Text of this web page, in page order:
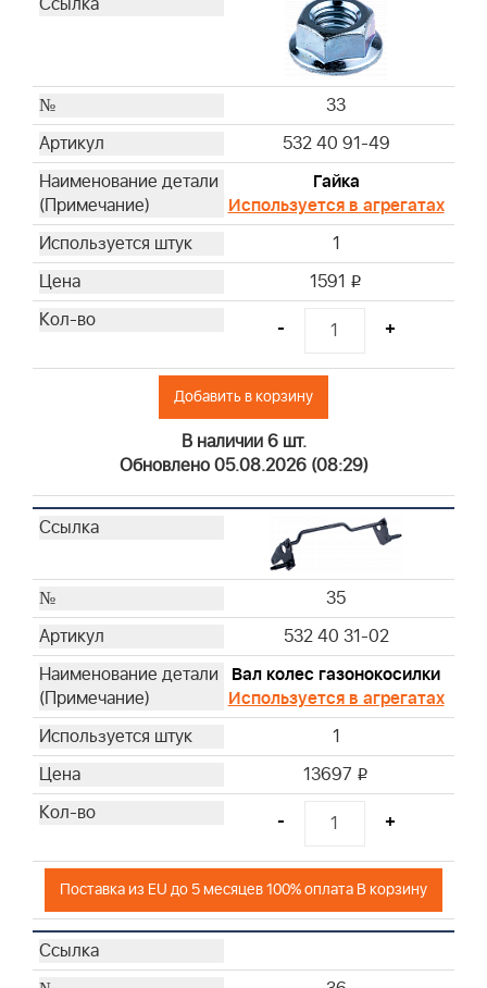
33
532 40 91-49
Гайка
Используется в агрегатах
1
1591 i
- +
Добавить в корзину
В наличии 6 шт.
Обновлено 05.08.2026 (08:29)
35
532 40 31-02
Вал колес газонокосилки
Используется в агрегатах
1
13697 i
- +
Поставка из EU до 5 месяцев 100% оплата В корзину